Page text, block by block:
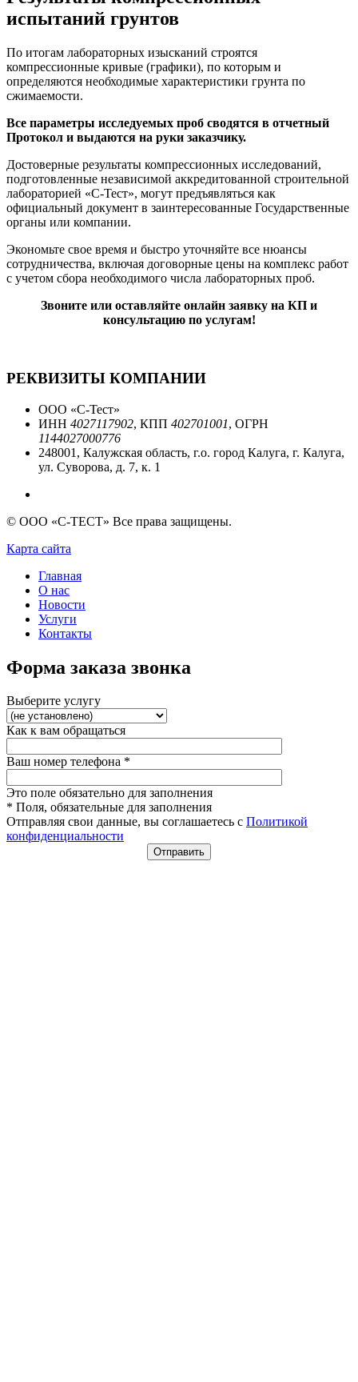
испытаний грунтов
По итогам лабораторных изысканий строятся
компрессионные кривые (графики), по которым и
определяются необходимые характеристики грунта по
сжимаемости.
Все параметры исследуемых проб сводятся в отчетный
Протокол и выдаются на руки заказчику.
Достоверные результаты компрессионных исследований,
подготовленные независимой аккредитованной строительной
лабораторией «С-Тест», могут предъявляться как
официальный документ в заинтересованные Государственные
органы или компании.
Экономьте свое время и быстро уточняйте все нюансы
сотрудничества, включая договорные цены на комплекс работ
с учетом сбора необходимого числа лабораторных проб.
Звоните или оставляйте онлайн заявку на КП и
консультацию по услугам!
РЕКВИЗИТЫ КОМПАНИИ
ООО «С-Тест»
ИНН 4027117902, КПП 402701001, ОГРН
1144027000776
248001, Калужская область, г.о. город Калуга, г. Калуга,
ул. Суворова, д. 7, к. 1
© ООО «С-ТЕСТ» Все права защищены.
Карта сайта
Главная
О нас
Новости
Услуги
Контакты
Форма заказа звонка
Выберите услугу
Как к вам обращаться
Ваш номер телефона *
Это поле обязательно для заполнения
* Поля, обязательные для заполнения
Отправляя свои данные, вы соглашаетесь с Политикой
конфиденциальности